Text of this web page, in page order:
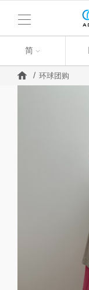
简
环球团购